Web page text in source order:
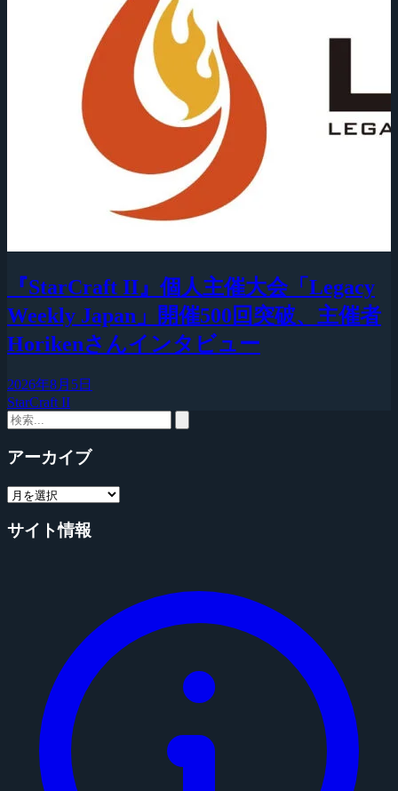
『StarCraft II』個人主催大会「Legacy
Weekly Japan」開催500回突破、主催者
Horikenさんインタビュー
2026年8月5日
StarCraft II
アーカイブ
サイト情報